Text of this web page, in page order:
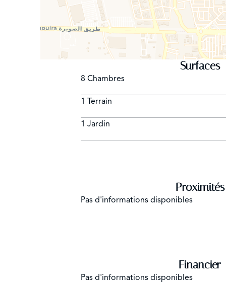
Surfaces
8 Chambres
1 Terrain
1 Jardin
Proximités
Pas d'informations disponibles
Financier
Pas d'informations disponibles